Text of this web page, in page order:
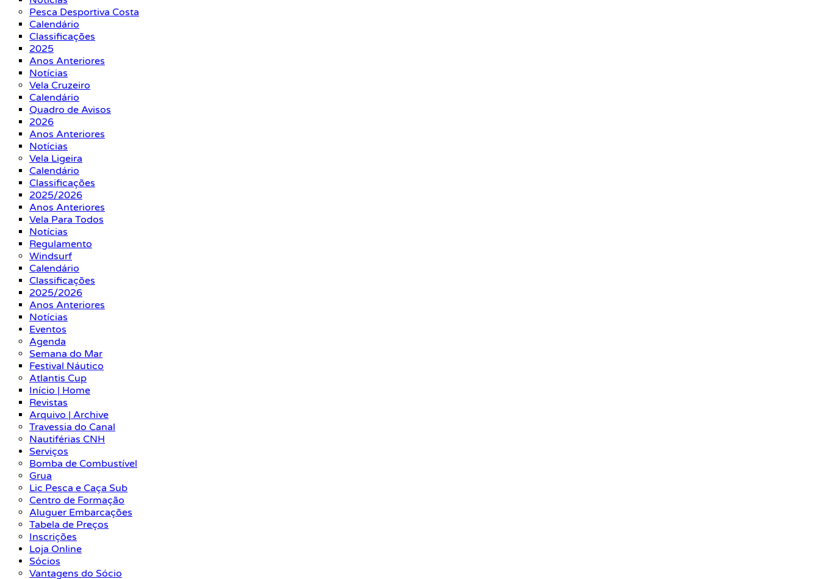
Pesca Desportiva Costa
Calendário
Classificações
2025
Anos Anteriores
Notícias
Vela Cruzeiro
Calendário
Quadro de Avisos
2026
Anos Anteriores
Notícias
Vela Ligeira
Calendário
Classificações
2025/2026
Anos Anteriores
Vela Para Todos
Notícias
Regulamento
Windsurf
Calendário
Classificações
2025/2026
Anos Anteriores
Notícias
Eventos
Agenda
Semana do Mar
Festival Náutico
Atlantis Cup
Início | Home
Revistas
Arquivo | Archive
Travessia do Canal
Nautiférias CNH
Serviços
Bomba de Combustível
Grua
Lic Pesca e Caça Sub
Centro de Formação
Aluguer Embarcações
Tabela de Preços
Inscrições
Loja Online
Sócios
Vantagens do Sócio